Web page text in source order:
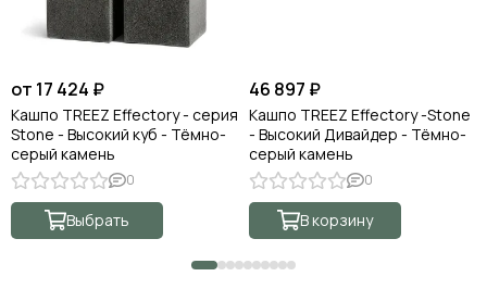
от 17 424 ₽
Кашпо TREEZ Effectory - серия
Stone - Высокий куб - Тёмно-
серый камень
0
Выбрать
46 897 ₽
Кашпо TREEZ Effectory -Stone
- Высокий Дивайдер - Тёмно-
серый камень
0
В корзину